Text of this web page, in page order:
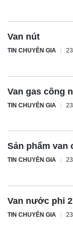
Van nút
TIN CHUYÊN GIA
Van gas công
TIN CHUYÊN GIA
Sản phẩm van
TIN CHUYÊN GIA
Van nước phi
TIN CHUYÊN GIA